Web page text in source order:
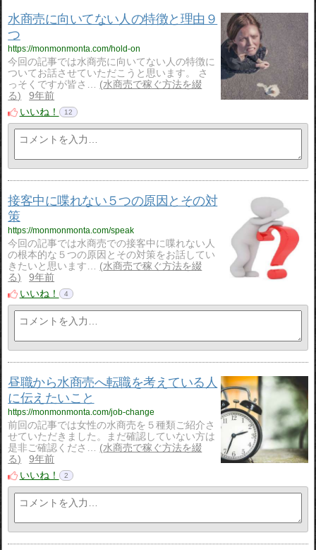
水商売に向いてない人の特徴と理由９
つ
https://monmonmonta.com/hold-on
今回の記事では水商売に向いてない人の特徴に
ついてお話させていただこうと思います。 さ
っそくですが皆さ…
水商売で稼ぐ方法を綴
る
9年前
いいね！
12
接客中に喋れない５つの原因とその対
策
https://monmonmonta.com/speak
今回の記事では水商売での接客中に喋れない人
の根本的な５つの原因とその対策をお話してい
きたいと思います…
水商売で稼ぐ方法を綴
る
9年前
いいね！
4
昼職から水商売へ転職を考えている人
に伝えたいこと
https://monmonmonta.com/job-change
前回の記事では女性の水商売を５種類ご紹介さ
せていただきました。まだ確認していない方は
是非ご確認くださ…
水商売で稼ぐ方法を綴
る
9年前
いいね！
2